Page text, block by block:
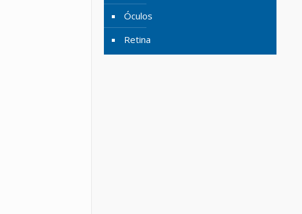
Óculos
Retina